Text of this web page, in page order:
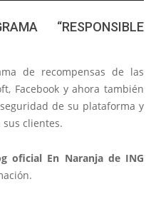
“RESPONSIBLE
de recompensas de las
Facebook y ahora también
de su plataforma y
clientes.
oficial En Naranja de ING